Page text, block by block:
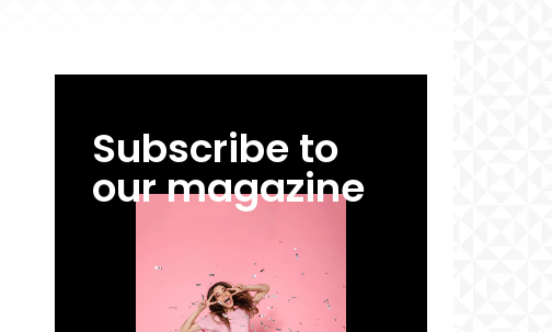
Subscribe to
our magazine